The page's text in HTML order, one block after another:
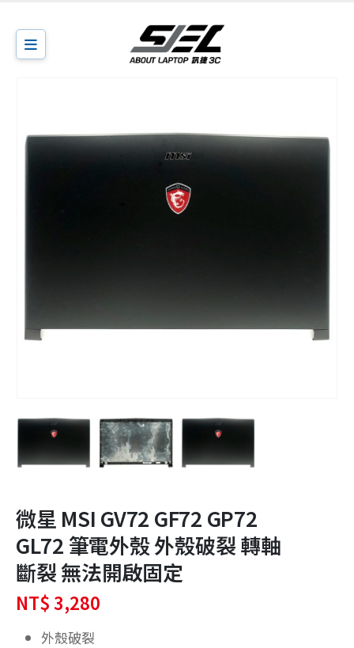
微星 MSI GV72 GF72 GP72
GL72 筆電外殼 外殼破裂 轉軸
斷裂 無法開啟固定
NT$3,280
外殼破裂